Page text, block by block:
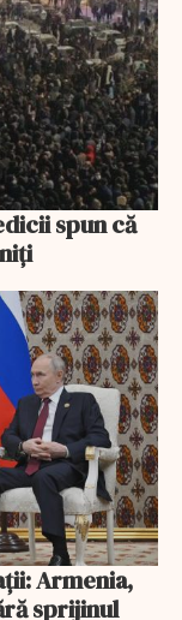
spun că
Armenia,
sprijinul